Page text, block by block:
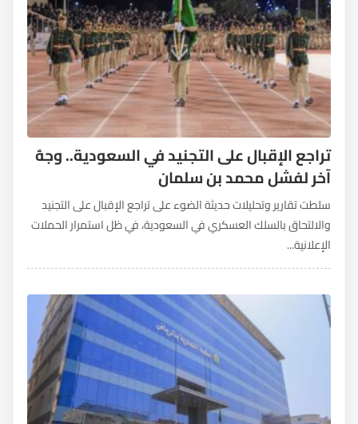
تراجع الإقبال على التجنيد في السعودية.. وجهٌ
آخر لفشل محمد بن سلمان
سلطت تقارير وتحليلات حديثة الضوء على تراجع الإقبال على التجنيد
والالتحاق بالسلك العسكري في السعودية، في ظل استمرار الحملات
الإعلانية...